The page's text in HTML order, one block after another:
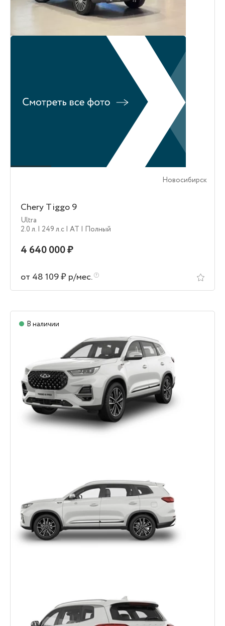
Новосибирск
Chery Tiggo 9
Ultra
2.0 л. | 249 л.c | AT | Полный
4 640 000 ₽
от 48 109 ₽ р/мес.
В наличии